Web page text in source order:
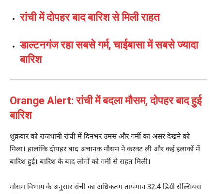
रांची में दोपहर बाद बारिश से मिली राहत
डाल्टनगंज रहा सबसे गर्म, चाईबासा में सबसे ज्यादा
बारिश
Orange Alert: रांची में बदला मौसम, दोपहर बाद हुई
बारिश
शुक्रवार को राजधानी रांची में दिनभर उमस और गर्मी का असर देखने को
मिला। हालांकि दोपहर बाद अचानक मौसम ने करवट ली और कई इलाकों में
बारिश हुई। बारिश के बाद लोगों को गर्मी से राहत मिली।
मौसम विभाग के अनुसार रांची का अधिकतम तापमान 32.4 डिग्री सेल्सियस